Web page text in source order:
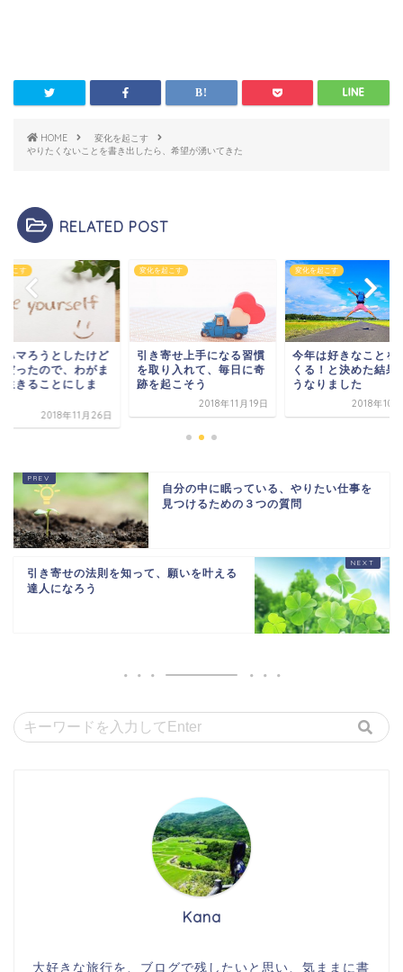
HOME
変化を起こす
やりたくないことを書き出したら、希望が湧いてきた
RELATED POST
起こす
ハマろうとしたけど
だったので、わがま
生きることにしま
2018年11月26日
変化を起こす
引き寄せ上手になる習慣
を取り入れて、毎日に奇
跡を起こそう
2018年11月19日
変化を起こす
今年は好きなことを
くる！と決めた結果
うなりました
2018年10
自分の中に眠っている、やりたい仕事を
見つけるための３つの質問
引き寄せの法則を知って、願いを叶える
達人になろう
Kana
大好きな旅行を、ブログで残したいと思い、気ままに書